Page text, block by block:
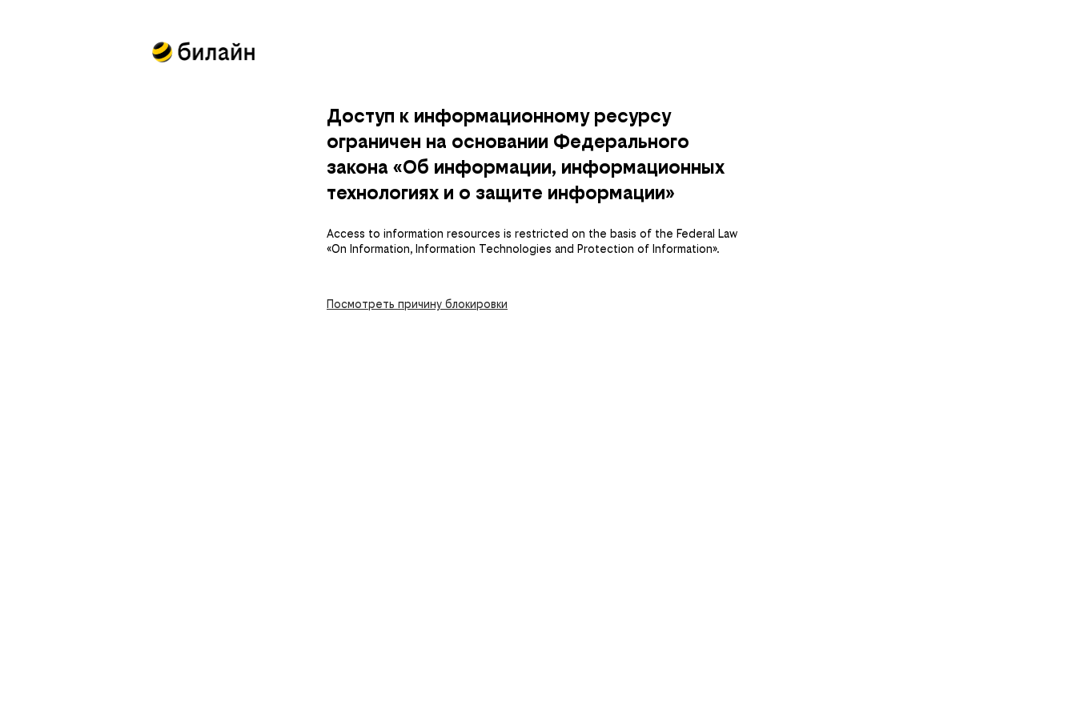
Доступ к информационному ресурсу
ограничен на основании Федерального
закона «Об информации, информационных
технологиях и о защите информации»
Access to information resources is restricted on the basis of the Federal Law
«On Information, Information Technologies and Protection of Information».
Посмотреть причину блокировки